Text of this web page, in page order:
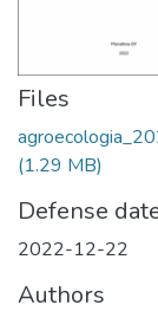
Files
(1.29 MB)
Defense
2022-12-22
Authors